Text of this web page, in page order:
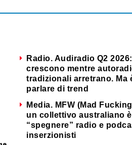
Radio. Audiradio Q2
crescono mentre
tradizionali arretrano. Ma
parlare di trend
Media. MFW (Mad
un collettivo australiano
“spegnere” radio e
inserzionisti